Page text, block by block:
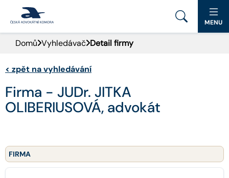
PORTÁL ČAK
DOMŮ
AKTUALITY
PRO VEŘEJNOST
MENU
Domů Vyhledávač Detail firmy
< zpět na vyhledávání
Firma - JUDr. JITKA
OLIBERIUSOVÁ, advokát
FIRMA